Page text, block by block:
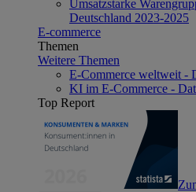
Umsatzstarke
Deutschland 2023-2025
E-commerce
Themen
Weitere Themen
E-Commerce weltweit -
KI im E-Commerce -
Top Report